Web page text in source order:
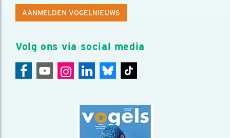
AANMELDEN VOGELNIEUWS
Volg ons via social media